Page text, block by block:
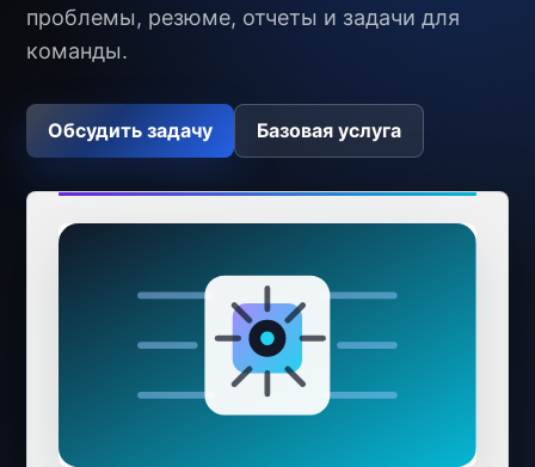
проблемы, резюме, отчеты и задачи для
команды.
Обсудить задачу Базовая услуга